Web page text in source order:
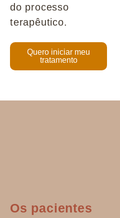
do processo
terapêutico.
Quero iniciar meu
tratamento
Os pacientes